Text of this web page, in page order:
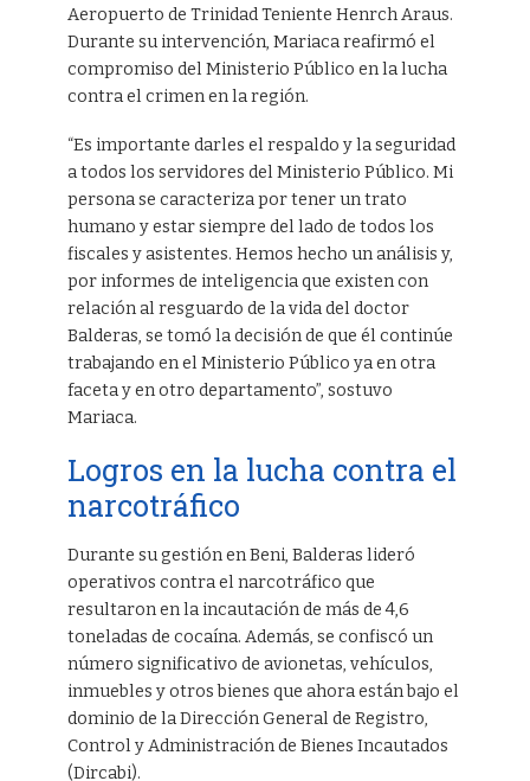
Aeropuerto de Trinidad Teniente Henrch Araus.
Durante su intervención, Mariaca reafirmó el
compromiso del Ministerio Público en la lucha
contra el crimen en la región.
“Es importante darles el respaldo y la seguridad
a todos los servidores del Ministerio Público. Mi
persona se caracteriza por tener un trato
humano y estar siempre del lado de todos los
fiscales y asistentes. Hemos hecho un análisis y,
por informes de inteligencia que existen con
relación al resguardo de la vida del doctor
Balderas, se tomó la decisión de que él continúe
trabajando en el Ministerio Público ya en otra
faceta y en otro departamento”, sostuvo
Mariaca.
Logros en la lucha contra el
narcotráfico
Durante su gestión en Beni, Balderas lideró
operativos contra el narcotráfico que
resultaron en la incautación de más de 4,6
toneladas de cocaína. Además, se confiscó un
número significativo de avionetas, vehículos,
inmuebles y otros bienes que ahora están bajo el
dominio de la Dirección General de Registro,
Control y Administración de Bienes Incautados
(Dircabi).